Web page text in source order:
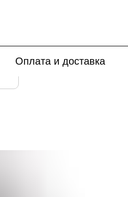
Оплата и доставка